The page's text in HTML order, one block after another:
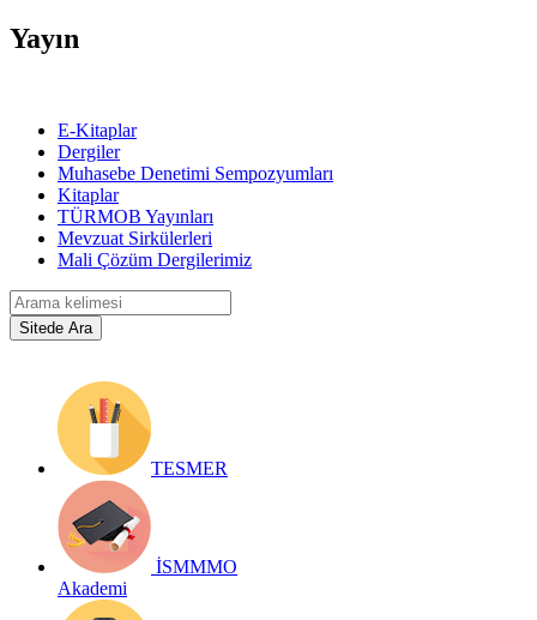
Yayın
E-Kitaplar
Dergiler
Muhasebe Denetimi Sempozyumları
Kitaplar
TÜRMOB Yayınları
Mevzuat Sirkülerleri
Mali Çözüm Dergilerimiz
TESMER
İSMMMO
Akademi